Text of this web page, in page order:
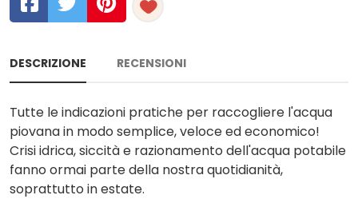
DESCRIZIONE RECENSIONI
Tutte le indicazioni pratiche per raccogliere l'acqua
piovana in modo semplice, veloce ed economico!
Crisi idrica, siccità e razionamento dell'acqua potabile
fanno ormai parte della nostra quotidianità,
soprattutto in estate.